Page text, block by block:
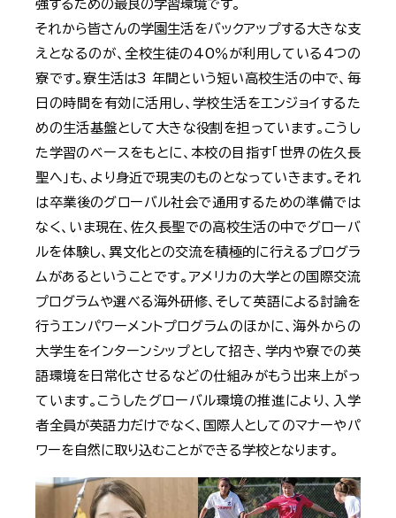
強するための最良の学習環境です。
それから皆さんの学園生活をバックアップする大きな支
えとなるのが、全校生徒の40％が利用している４つの
寮です。寮生活は3 年間という短い高校生活の中で、毎
日の時間を有効に活用し、学校生活をエンジョイするた
めの生活基盤として大きな役割を担っています。こうし
た学習のベースをもとに、本校の目指す「世界の佐久長
聖へ」も、より身近で現実のものとなっていきます。それ
は卒業後のグローバル社会で通用するための準備では
なく、いま現在、佐久長聖での高校生活の中でグローバ
ルを体験し、異文化との交流を積極的に行えるプログラ
ムがあるということです。アメリカの大学との国際交流
プログラムや選べる海外研修、そして英語による討論を
行うエンパワーメントプログラムのほかに、海外からの
大学生をインターンシップとして招き、学内や寮での英
語環境を日常化させるなどの仕組みがもう出来上がっ
ています。こうしたグローバル環境の推進により、入学
者全員が英語力だけでなく、国際人としてのマナーやパ
ワーを自然に取り込むことができる学校となります。